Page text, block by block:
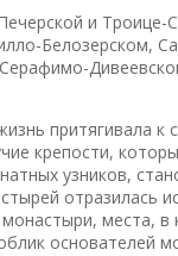
и Троице-
Белозерском,
притягивала к
крепости,
узников,
отразилась
места,
основателей